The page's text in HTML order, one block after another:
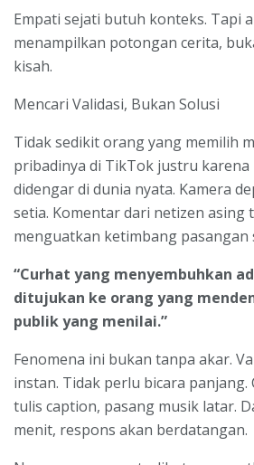
Empati sejati butuh konteks. Tapi
menampilkan potongan cerita,
kisah.
Mencari Validasi, Bukan Solusi
Tidak sedikit orang yang memilih
pribadinya di TikTok justru karena
didengar di dunia nyata. Kamera
setia. Komentar dari netizen asing
menguatkan ketimbang pasangan
“Curhat yang menyembuhkan
ditujukan ke orang yang
publik yang menilai.”
Fenomena ini bukan tanpa akar.
instan. Tidak perlu bicara panjang.
tulis caption, pasang musik latar.
menit, respons akan berdatangan.